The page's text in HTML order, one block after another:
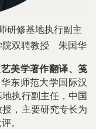
研修基地执行副主
院双聘教授 朱国华
美学著作翻译、笺
东师范大学国际汉
执行副主任，中国
，主要研究专长为
。